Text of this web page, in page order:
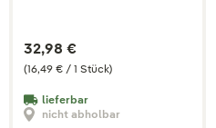
(16,49 € / 1 Stück)
32,98 €
lieferbar
nicht abholbar